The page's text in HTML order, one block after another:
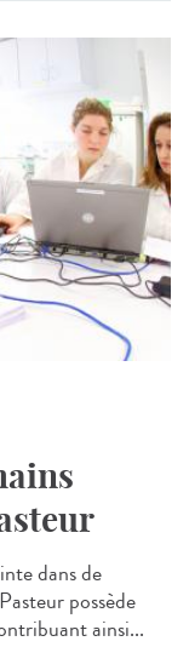
dans de
possède
ainsi...